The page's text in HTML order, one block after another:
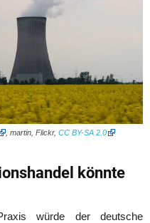
, martin, Flickr, CC BY-SA 2.0
könnte
würde der deutsche